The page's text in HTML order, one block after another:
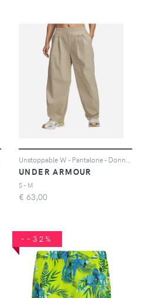
UNDER ARMOUR
S - M
€ 63,00
--32%